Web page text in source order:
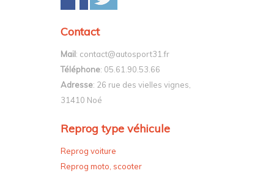
Contact
Mail: contact@autosport31.fr
Téléphone: 05.61.90.53.66
Adresse: 26 rue des vielles vignes,
31410 Noé
Reprog type véhicule
Reprog voiture
Reprog moto, scooter